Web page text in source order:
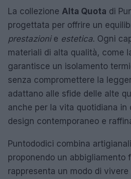
La collezione Alta Quota di
progettata per offrire un
prestazionie estetica. Ogni
materiali di alta qualità, come
garantisce un isolamento
senza compromettere la
adattano alle sfide delle alte
anche per la vita quotidiana in
design contemporaneo e
Puntododici combina
proponendo un abbigliamento
rappresenta un modo di